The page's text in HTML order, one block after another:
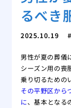
るべき
2025.10.19
男性が夏の葬儀
シーズン用の喪
乗り切るための
その平野区から
に、基本となる